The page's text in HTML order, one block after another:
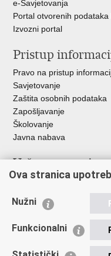
e-Savjetovanja
Portal otvorenih podataka
Izvozni portal
Pristup
Pravo na pristup
Savjetovanje
Zaštita osobnih podataka
Zapošljavanje
Školovanje
Javna nabava
Važne poveznice
Ministarstvo unutarnjih
Udruge
Policijska akademija
Ova stranica
Nužni
Funkcionalni